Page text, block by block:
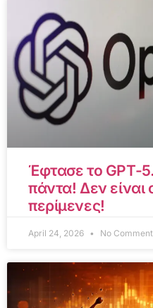
Έφτασε το GPT-
πάντα! Δεν είναι
περίμενες!
April 24, 2026 No